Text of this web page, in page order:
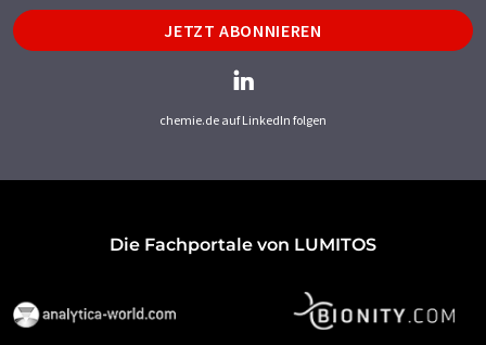
JETZT ABONNIEREN
chemie.de auf LinkedIn folgen
Die Fachportale von LUMITOS